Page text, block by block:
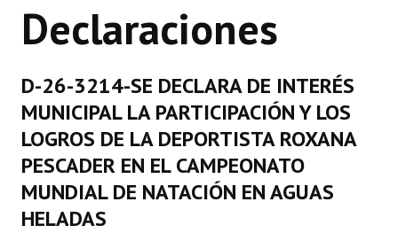
CONCEJO
Integrantes del Concejo
Comisiones Permanentes
Comisiones Especiales
Concejales Mandato Cumplido
Declaraciones
D-26-3214-SE DECLARA DE INTERÉS
MUNICIPAL LA PARTICIPACIÓN Y LOS
LOGROS DE LA DEPORTISTA ROXANA
PESCADER EN EL CAMPEONATO
MUNDIAL DE NATACIÓN EN AGUAS
HELADAS